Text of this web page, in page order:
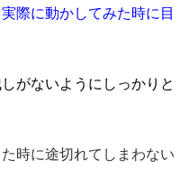
際に動かしてみた時に目
がないようにしっかりと
時に途切れてしまわない